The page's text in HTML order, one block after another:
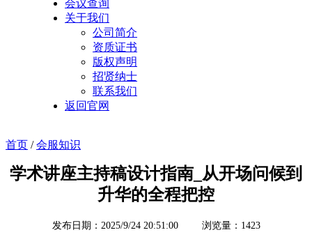
会议查询
关于我们
公司简介
资质证书
版权声明
招贤纳士
联系我们
返回官网
首页 /会服知识
学术讲座主持稿设计指南_从开场问候到
升华的全程把控
发布日期：2025/9/24 20:51:00 浏览量：1423